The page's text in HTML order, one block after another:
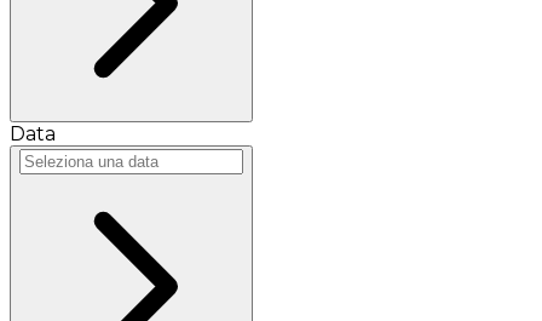
Data